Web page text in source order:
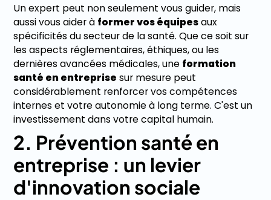
Un expert peut non seulement vous guider, mais
aussi vous aider à former vos équipesaux
spécificités du secteur de la santé. Que ce soit sur
les aspects réglementaires, éthiques, ou les
dernières avancées médicales, une formation
santé en entreprise sur mesure peut
considérablement renforcer vos compétences
internes et votre autonomie à long terme. C'est un
investissement dans votre capital humain.
2. Prévention santé en
entreprise : un levier
d'innovation sociale